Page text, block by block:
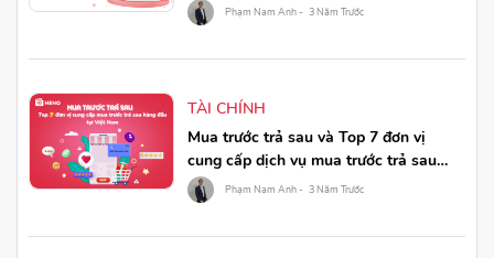
Phạm Nam Anh - 3 Năm Trước
TÀI CHÍNH
Mua trước trả sau và Top 7 đơn vị
cung cấp dịch vụ mua trước trả sau
hàng đầu tại Việt Nam
Phạm Nam Anh - 3 Năm Trước